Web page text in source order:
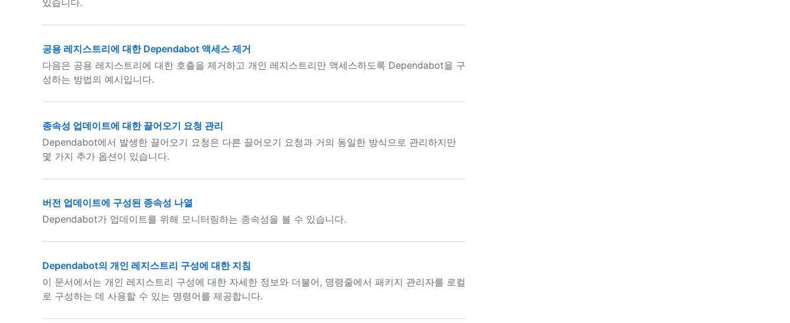
있습니다.
공용 레지스트리에 대한 Dependabot 액세스 제거
다음은 공용 레지스트리에 대한 호출을 제거하고 개인 레지스트리만 액세스하도록 Dependabot을 구
성하는 방법의 예시입니다.
종속성 업데이트에 대한 끌어오기 요청 관리
Dependabot에서 발생한 끌어오기 요청은 다른 끌어오기 요청과 거의 동일한 방식으로 관리하지만
몇 가지 추가 옵션이 있습니다.
버전 업데이트에 구성된 종속성 나열
Dependabot가 업데이트를 위해 모니터링하는 종속성을 볼 수 있습니다.
Dependabot의 개인 레지스트리 구성에 대한 지침
이 문서에서는 개인 레지스트리 구성에 대한 자세한 정보와 더불어, 명령줄에서 패키지 관리자를 로컬
로 구성하는 데 사용할 수 있는 명령어를 제공합니다.